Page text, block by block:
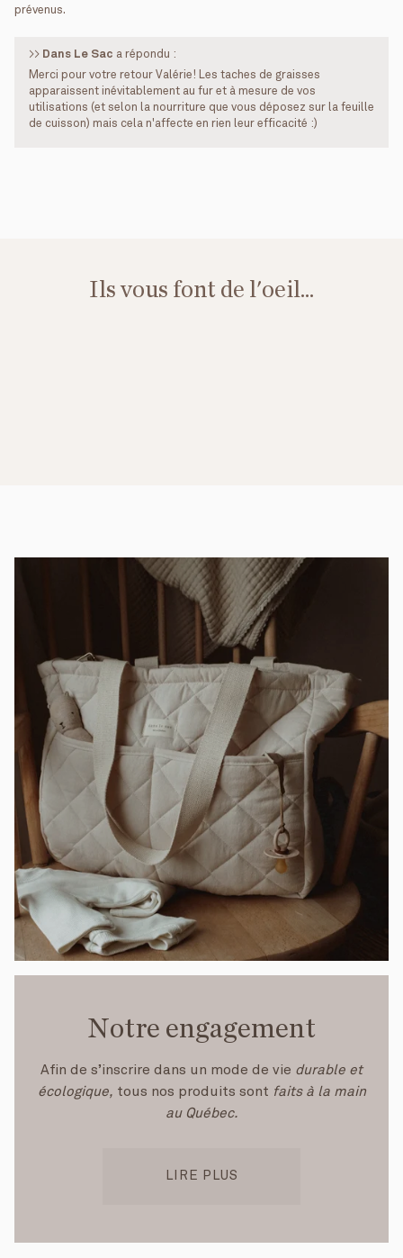
prévenus.
>> Dans Le Sac a répondu :
Merci pour votre retour Valérie! Les taches de graisses
apparaissent inévitablement au fur et à mesure de vos
utilisations (et selon la nourriture que vous déposez sur la feuille
de cuisson) mais cela n'affecte en rien leur efficacité :)
Ils vous font de l'oeil...
Notre engagement
Afin de s’inscrire dans un mode de vie durable et
écologique, tous nos produits sont faits à la main
au Québec.
LIRE PLUS